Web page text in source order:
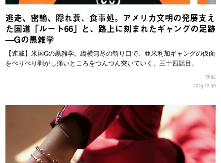
逃走、密輸、隠れ蓑、食事処。アメリカ文明の発展支え
た国道「ルート66」と、路上に刻まれたギャングの足跡
—Gの黒雑学
【連載】米国Gの黒雑学。縦横無尽の斬り口で、亜米利加ギャングの仮面
をぺりぺり剥がし痛いところをつんつん突いていく、三十四話目。
連載
2024.12.30